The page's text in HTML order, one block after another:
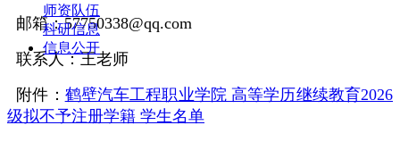
师资队伍
科研信息
信息公开
邮箱：57750338@qq.com
联系人：王老师
附件： 鹤壁汽车工程职业学院 高等学历继续教育2026
级拟不予注册学籍 学生名单